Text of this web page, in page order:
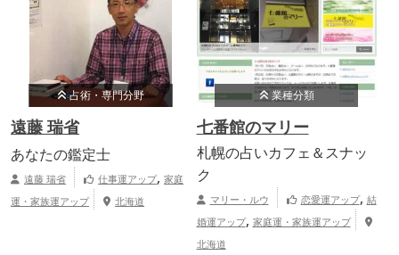
占術・専門分野
遠藤 瑞省
あなたの鑑定士
遠藤 瑞省 仕事運アップ,家庭
運・家族運アップ
北海道
業種分類
七番館のマリー
札幌の占いカフェ＆スナッ
ク
マリー・ルウ 恋愛運アップ, 結
婚運アップ, 家庭運・家族運アップ
北海道